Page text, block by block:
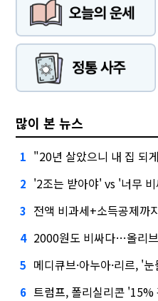
많이 본 뉴스
1 "20년 살았으니 내 집 되
2 '2조는 받아야' vs '너무
3 전액 비과세+소득공제까
4 2000원도 비싸다…올리브영
5 메디큐브·아누아·리르, '
6 트럼프, 폴리실리콘 '15% 관